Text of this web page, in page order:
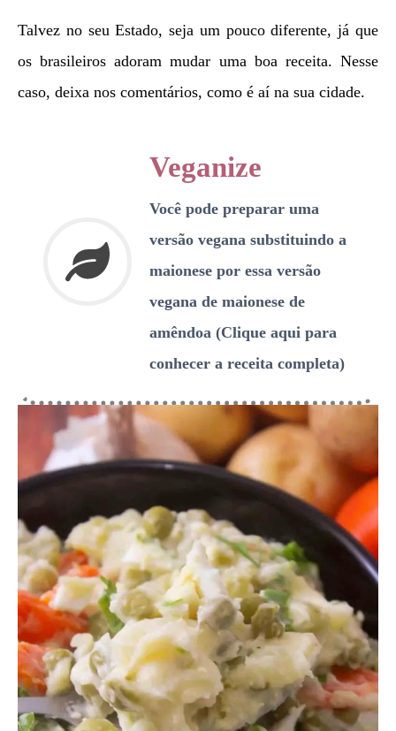
Talvez no seu Estado, seja um pouco diferente, já que
os brasileiros adoram mudar uma boa receita. Nesse
caso, deixa nos comentários, como é aí na sua cidade.
Veganize
Você pode preparar uma
versão vegana substituindo a
maionese por essa versão
vegana de maionese de
amêndoa (Clique aqui para
conhecer a receita completa)